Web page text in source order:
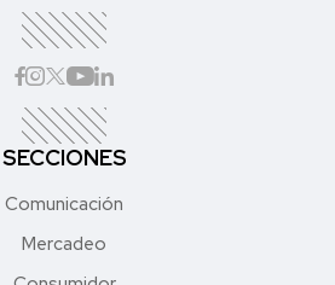
SECCIONES
Comunicación
Mercadeo